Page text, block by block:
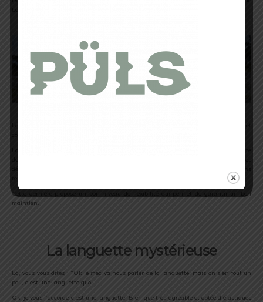
Cette dernière propose un bon niveau de flexibilité qui permet de garantir un bon
maintien.
La languette mystérieuse
Là, vous vous dites : “Ok le mec va nous parler de la languette, mais on s’en fout un
peu, c’est une languette quoi.”
Ok, je vous l’accorde c’est une languette. Bien que très agréable et dotée d’élastiques